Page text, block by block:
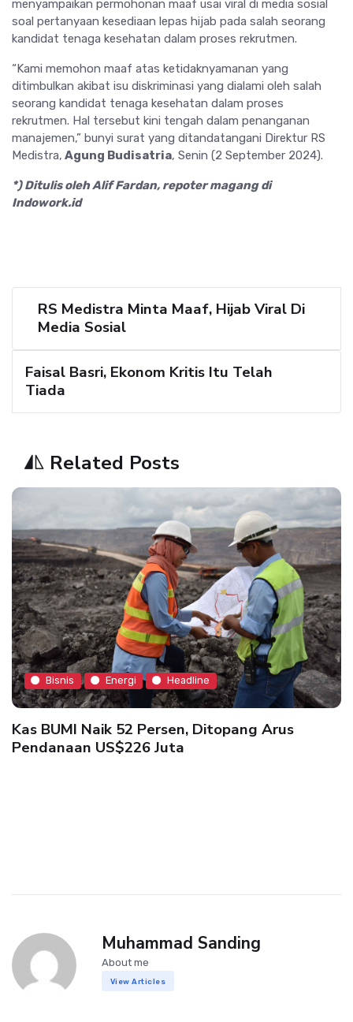
menyampaikan permohonan maaf usai viral di media sosial
soal pertanyaan kesediaan lepas hijab pada salah seorang
kandidat tenaga kesehatan dalam proses rekrutmen.
“Kami memohon maaf atas ketidaknyamanan yang
ditimbulkan akibat isu diskriminasi yang dialami oleh salah
seorang kandidat tenaga kesehatan dalam proses
rekrutmen. Hal tersebut kini tengah dalam penanganan
manajemen,” bunyi surat yang ditandatangani Direktur RS
Medistra, Agung Budisatria, Senin (2 September 2024).
*) Ditulis oleh Alif Fardan, repoter magang di
Indowork.id
RS Medistra Minta Maaf, Hijab Viral Di
Media Sosial
Faisal Basri, Ekonom Kritis Itu Telah
Tiada
Related Posts
Bisnis Energi Headline
Kas BUMI Naik 52 Persen, Ditopang Arus
Pendanaan US$226 Juta
Muhammad Sanding
About me
View Articles